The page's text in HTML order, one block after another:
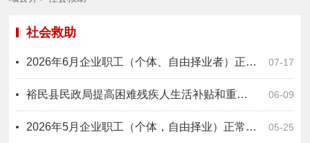
社会救助
07-17
2026年6月企业职工（个体、自由择业者）正常退休公示
06-09
裕民县民政局提高困难残疾人生活补贴和重度残疾人护理补贴标准公开
05-25
2026年5月企业职工（个体，自由择业）正常退休公示